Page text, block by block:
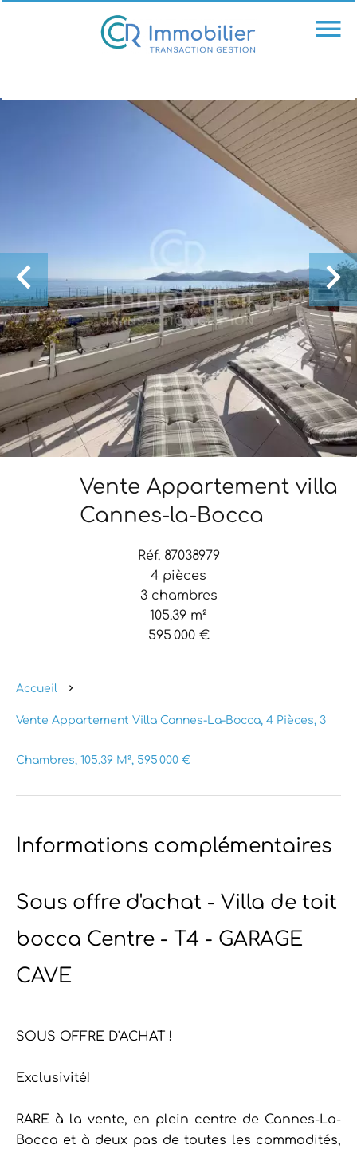
Vente Appartement villa
Cannes-la-Bocca
Réf. 87038979
4 pièces
3 chambres
105.39 m²
595 000 €
Accueil
Vente Appartement Villa Cannes-La-Bocca, 4 Pièces, 3
Chambres, 105.39 M², 595 000 €
Informations complémentaires
Sous offre d'achat - Villa de toit
bocca Centre - T4 - GARAGE
CAVE
SOUS OFFRE D'ACHAT !
Exclusivité!
RARE à la vente, en plein centre de Cannes-La-
Bocca et à deux pas de toutes les commodités,